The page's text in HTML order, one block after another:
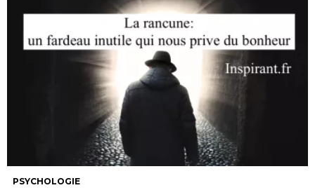
PSYCHOLOGIE